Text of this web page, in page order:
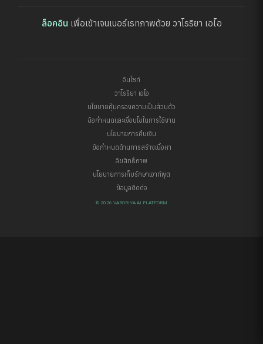
ล็อคอิน เพื่อเข้าเจนเนอร์เรทภาพด้วย วาโรริยา เอไอ
อินไซท์
วาโรริยา เอไอ
นโยบายคุ้มครองความเป็นส่วนตัว
ข้อกำหนดและเงื่อนไขในการใช้งาน
นโยบายการคืนเงิน
ข้อกำหนดด้านการสร้างเนื้อหา
ลิขสิทธิ์ภาพ
นโยบายการเก็บรักษาเอาท์พุต
ข้อมูลติดต่อ
© 2026 VARORIYA AI PLATFORM